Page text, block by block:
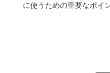
に使うための重要なポイ